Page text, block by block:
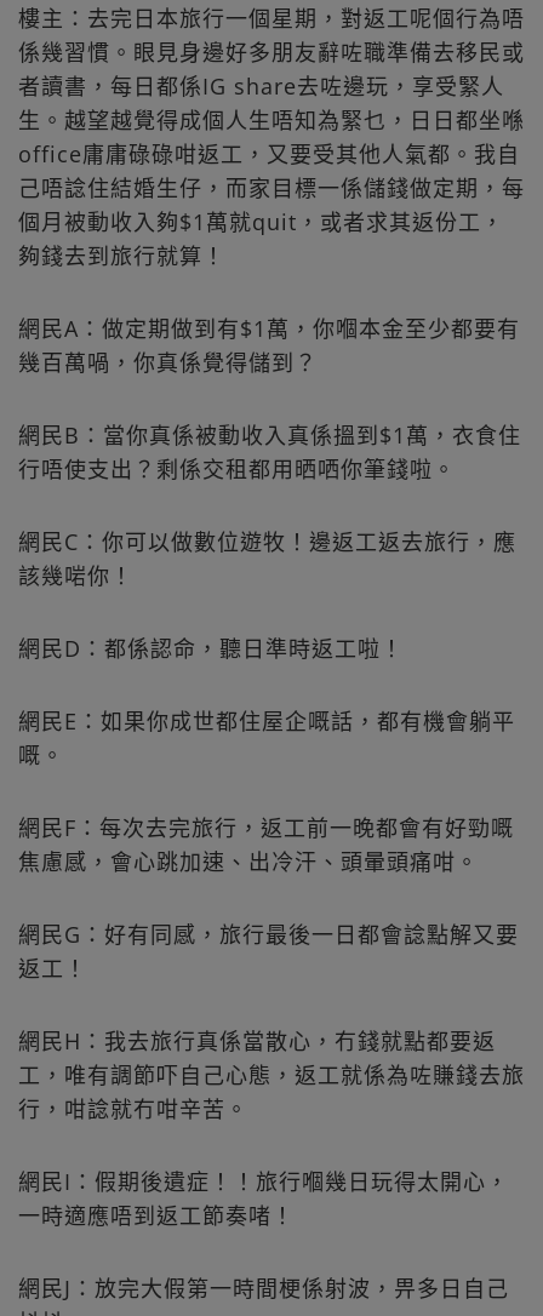
樓主：去完日本旅行一個星期，對返工呢個行為唔
係幾習慣。眼見身邊好多朋友辭咗職準備去移民或
者讀書，每日都係IG share去咗邊玩，享受緊人
生。越望越覺得成個人生唔知為緊乜，日日都坐喺
office庸庸碌碌咁返工，又要受其他人氣都。我自
己唔諗住結婚生仔，而家目標一係儲錢做定期，每
個月被動收入夠$1萬就quit，或者求其返份工，
夠錢去到旅行就算！
網民A：做定期做到有$1萬，你嗰本金至少都要有
幾百萬喎，你真係覺得儲到？
網民B：當你真係被動收入真係搵到$1萬，衣食住
行唔使支出？剩係交租都用晒哂你筆錢啦。
網民C：你可以做數位遊牧！邊返工返去旅行，應
該幾啱你！
網民D：都係認命，聽日準時返工啦！
網民E：如果你成世都住屋企嘅話，都有機會躺平
嘅。
網民F：每次去完旅行，返工前一晚都會有好勁嘅
焦慮感，會心跳加速、出冷汗、頭暈頭痛咁。
網民G：好有同感，旅行最後一日都會諗點解又要
返工！
網民H：我去旅行真係當散心，冇錢就點都要返
工，唯有調節吓自己心態，返工就係為咗賺錢去旅
行，咁諗就冇咁辛苦。
網民I：假期後遺症！！旅行嗰幾日玩得太開心，
一時適應唔到返工節奏啫！
網民J：放完大假第一時間梗係射波，畀多日自己